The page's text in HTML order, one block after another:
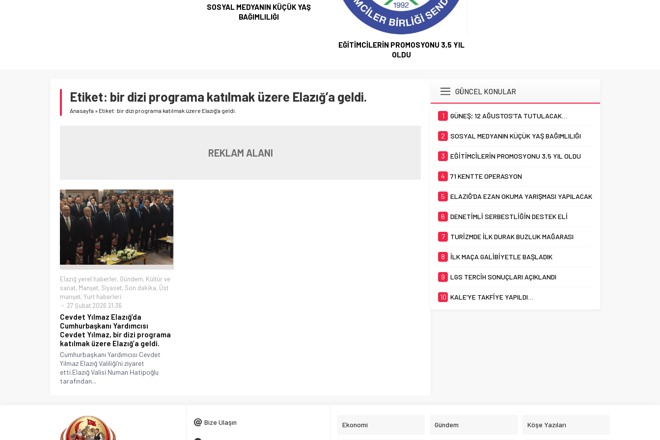
SOSYAL MEDYANIN KÜÇÜK YAŞ
BAĞIMLILIĞI
EĞİTİMCİLERİN PROMOSYONU 3,5 YIL
OLDU
Etiket: bir dizi programa katılmak üzere Elazığ’a geldi.
Anasayfa » Etiket: bir dizi programa katılmak üzere Elazığ’a geldi.
REKLAM ALANI
Elazığ yerel haberler, Gündem, Kültür ve
sanat, Manşet, Siyaset, Son dakika, Üst
manşet, Yurt haberleri
27 Şubat 2026 21:36
Cevdet Yılmaz Elazığ’da
Cumhurbaşkanı Yardımcısı
Cevdet Yılmaz, bir dizi programa
katılmak üzere Elazığ’a geldi.
Cumhurbaşkanı Yardımcısı Cevdet
Yılmaz Elazığ Valiliği’ni ziyaret
etti.Elazığ Valisi Numan Hatipoğlu
tarafından...
GÜNCEL KONULAR
1 GÜNEŞ; 12 AĞUSTOS’TA TUTULACAK…
2 SOSYAL MEDYANIN KÜÇÜK YAŞ BAĞIMLILIĞI
3 EĞİTİMCİLERİN PROMOSYONU 3,5 YIL OLDU
4 71 KENTTE OPERASYON
5 ELAZIĞ’DA EZAN OKUMA YARIŞMASI YAPILACAK
6 DENETİMLİ SERBESTLİĞİN DESTEK ELİ
7 TURİZMDE İLK DURAK BUZLUK MAĞARASI
8 İLK MAÇA GALİBİYETLE BAŞLADIK
9 LGS TERCİH SONUÇLARI AÇIKLANDI
10 KALE’YE TAKFİYE YAPILDI…
Bize Ulaşın Ekonomi Gündem Köşe Yazıları